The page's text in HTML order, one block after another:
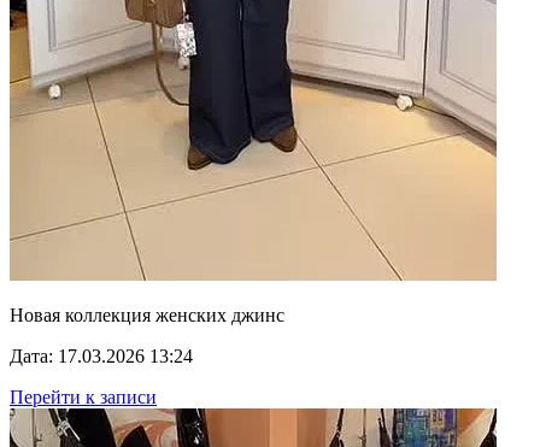
Новая коллекция женских джинс
Дата: 17.03.2026 13:24
Перейти к записи